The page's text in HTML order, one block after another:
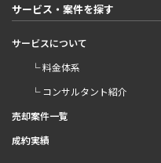
サービス・案件を探す
サービスについて
└ 料金体系
└ コンサルタント紹介
売却案件一覧
成約実績